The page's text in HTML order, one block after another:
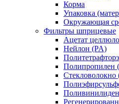
Корма
Упаковка
Окружающая
Фильтры шприцевые
Ацетат
Нейлон (PA)
Полипропилен
Стекловолокно